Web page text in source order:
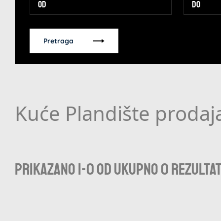
Pretraga
Kuće Plandište
Prikazano 1-0 od ukupno 0